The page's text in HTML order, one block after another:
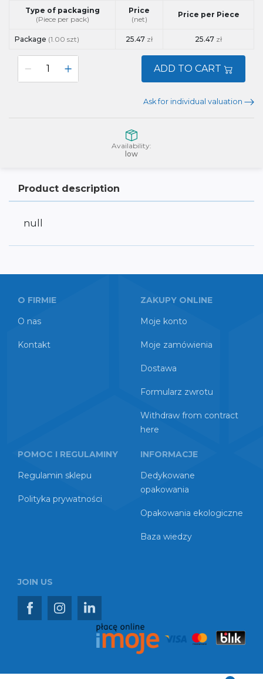
Type of packaging
(Piece per pack)
Price
(net)
Price per Piece
Package (1.00 szt) 25.47 zł 25.47 zł
ADD TO CART
Ask for individual valuation
Availability:
low
Product description
null
O FIRMIE
O nas
Kontakt
ZAKUPY ONLINE
Moje konto
Moje zamówienia
Dostawa
Formularz zwrotu
Withdraw from contract
here
POMOC I REGULAMINY
Regulamin sklepu
Polityka prywatności
INFORMACJE
Dedykowane
opakowania
Opakowania ekologiczne
Baza wiedzy
JOIN US